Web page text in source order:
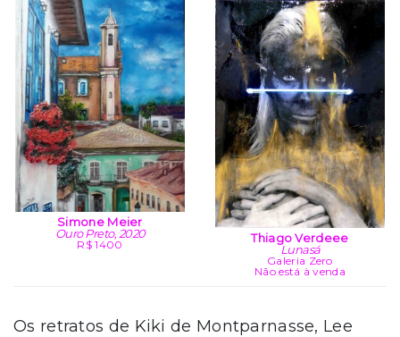
Simone Meier
Ouro Preto, 2020
R$ 1400
Thiago Verdeee
Lunasá
Galeria Zero
Não está à venda
Os retratos de Kiki de Montparnasse, Lee